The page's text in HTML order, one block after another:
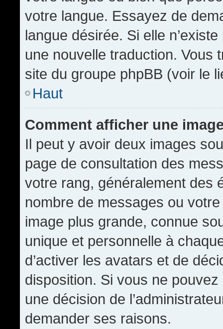
votre langue. Essayez de
langue désirée. Si elle
une nouvelle traduction. Vous
site du groupe phpBB (voir le
Haut
Comment afficher une
Il peut y avoir deux images
page de consultation des
votre rang, généralement des
nombre de messages ou
image plus grande, connue
unique et personnelle à
d’activer les avatars et de
disposition. Si vous ne pouvez
une décision de
demander ses raisons.